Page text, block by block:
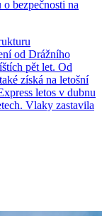
bezpečnosti na
od Drážního
pět let. Od
získá na letošní
letos v dubnu
Vlaky zastavila